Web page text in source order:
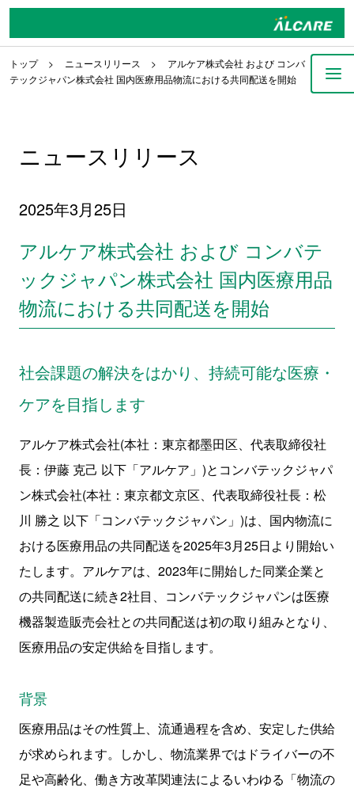
トップ ニュースリリース
アルケア株式会社 および コンバ
テックジャパン株式会社 国内医療用品物流における共同配送を開始
ニュースリリース
2025年3月25日
アルケア株式会社 および コンバテ
ックジャパン株式会社 国内医療用品
物流における共同配送を開始
社会課題の解決をはかり、持続可能な医療・
ケアを目指します
アルケア株式会社(本社：東京都墨田区、代表取締役社
長：伊藤 克己 以下「アルケア」)とコンバテックジャパ
ン株式会社(本社：東京都文京区、代表取締役社長：松
川 勝之 以下「コンバテックジャパン」)は、国内物流に
おける医療用品の共同配送を2025年3月25日より開始い
たします。アルケアは、2023年に開始した同業企業と
の共同配送に続き2社目、コンバテックジャパンは医療
機器製造販売会社との共同配送は初の取り組みとなり、
医療用品の安定供給を目指します。
背景
医療用品はその性質上、流通過程を含め、安定した供給
が求められます。しかし、物流業界ではドライバーの不
足や高齢化、働き方改革関連法によるいわゆる「物流の